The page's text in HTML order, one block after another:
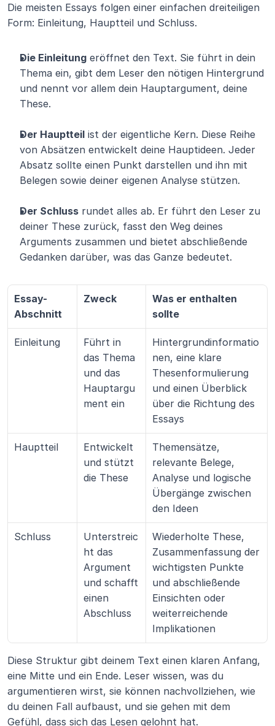
Die meisten Essays folgen einer einfachen dreiteiligen
Form: Einleitung, Hauptteil und Schluss.
Die Einleitung eröffnet den Text. Sie führt in dein
Thema ein, gibt dem Leser den nötigen Hintergrund
und nennt vor allem dein Hauptargument, deine
These.
Der Hauptteil ist der eigentliche Kern. Diese Reihe
von Absätzen entwickelt deine Hauptideen. Jeder
Absatz sollte einen Punkt darstellen und ihn mit
Belegen sowie deiner eigenen Analyse stützen.
Der Schluss rundet alles ab. Er führt den Leser zu
deiner These zurück, fasst den Weg deines
Arguments zusammen und bietet abschließende
Gedanken darüber, was das Ganze bedeutet.
Essay-
Abschnitt
Zweck
Was er enthalten
sollte
Einleitung
Führt in
das Thema
und das
Hauptargu
ment ein
Hintergrundinformatio
nen, eine klare
Thesenformulierung
und einen Überblick
über die Richtung des
Essays
Hauptteil
Entwickelt
und stützt
die These
Themensätze,
relevante Belege,
Analyse und logische
Übergänge zwischen
den Ideen
Schluss
Unterstreic
ht das
Argument
und schafft
einen
Abschluss
Wiederholte These,
Zusammenfassung der
wichtigsten Punkte
und abschließende
Einsichten oder
weiterreichende
Implikationen
Diese Struktur gibt deinem Text einen klaren Anfang,
eine Mitte und ein Ende. Leser wissen, was du
argumentieren wirst, sie können nachvollziehen, wie
du deinen Fall aufbaust, und sie gehen mit dem
Gefühl, dass sich das Lesen gelohnt hat.